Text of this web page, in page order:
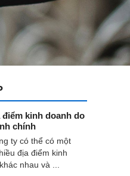
kinh doanh do
chính
ty có thể có một
địa điểm kinh
nhau và ...